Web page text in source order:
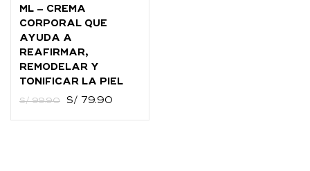
ML – CREMA
CORPORAL QUE
AYUDA A
REAFIRMAR,
REMODELAR Y
TONIFICAR LA PIEL
S/99.90 S/ 79.90